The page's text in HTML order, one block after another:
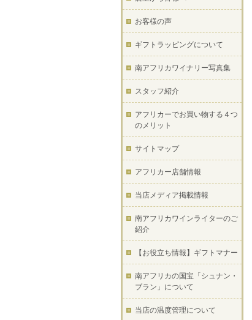
お客様の声
ギフトラッピングについて
南アフリカワイナリー写真集
スタッフ紹介
アフリカーでお買い物する４つ
のメリット
サイトマップ
アフリカー店舗情報
当店メディア掲載情報
南アフリカワインライターのご
紹介
【お役立ち情報】ギフトマナー
南アフリカの国宝「シュナン・
ブラン」について
当店の温度管理について